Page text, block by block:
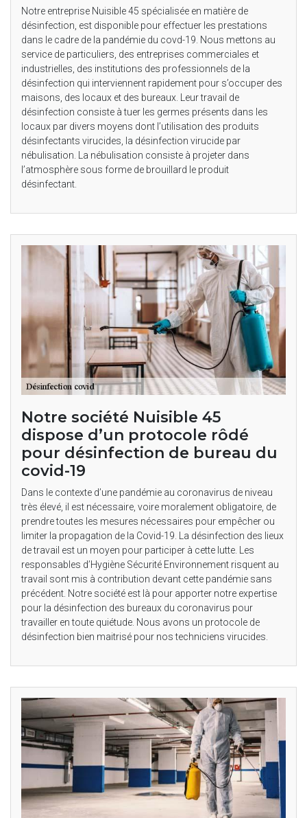
Notre entreprise Nuisible 45 spécialisée en matière de
désinfection, est disponible pour effectuer les prestations
dans le cadre de la pandémie du covd-19. Nous mettons au
service de particuliers, des entreprises commerciales et
industrielles, des institutions des professionnels de la
désinfection qui interviennent rapidement pour s’occuper des
maisons, des locaux et des bureaux. Leur travail de
désinfection consiste à tuer les germes présents dans les
locaux par divers moyens dont l’utilisation des produits
désinfectants virucides, la désinfection virucide par
nébulisation. La nébulisation consiste à projeter dans
l’atmosphère sous forme de brouillard le produit
désinfectant.
Notre société Nuisible 45
dispose d’un protocole rôdé
pour désinfection de bureau du
covid-19
Dans le contexte d’une pandémie au coronavirus de niveau
très élevé, il est nécessaire, voire moralement obligatoire, de
prendre toutes les mesures nécessaires pour empêcher ou
limiter la propagation de la Covid-19. La désinfection des lieux
de travail est un moyen pour participer à cette lutte. Les
responsables d’Hygiène Sécurité Environnement risquent au
travail sont mis à contribution devant cette pandémie sans
précédent. Notre société est là pour apporter notre expertise
pour la désinfection des bureaux du coronavirus pour
travailler en toute quiétude. Nous avons un protocole de
désinfection bien maitrisé pour nos techniciens virucides.